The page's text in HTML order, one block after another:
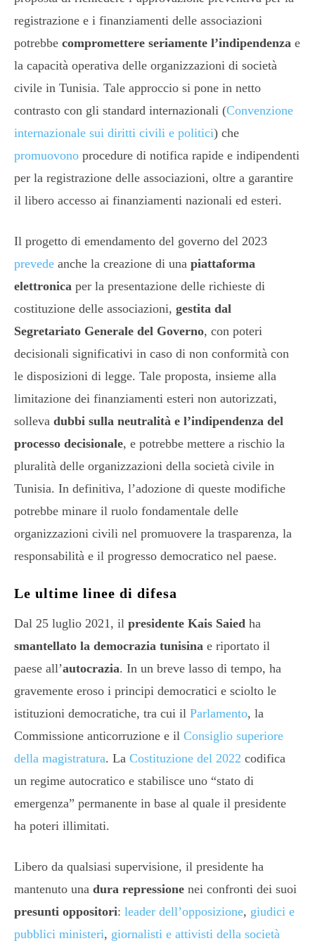
registrazione e i finanziamenti delle associazioni
potrebbe compromettere seriamente l’indipendenza e
la capacità operativa delle organizzazioni di società
civile in Tunisia. Tale approccio si pone in netto
contrasto con gli standard internazionali (Convenzione
internazionale sui diritti civili e politici) che
promuovono procedure di notifica rapide e indipendenti
per la registrazione delle associazioni, oltre a garantire
il libero accesso ai finanziamenti nazionali ed esteri.
Il progetto di emendamento del governo del 2023
prevede anche la creazione di una piattaforma
elettronica per la presentazione delle richieste di
costituzione delle associazioni, gestita dal
Segretariato Generale del Governo, con poteri
decisionali significativi in caso di non conformità con
le disposizioni di legge. Tale proposta, insieme alla
limitazione dei finanziamenti esteri non autorizzati,
solleva dubbi sulla neutralità e l’indipendenza del
processo decisionale, e potrebbe mettere a rischio la
pluralità delle organizzazioni della società civile in
Tunisia. In definitiva, l’adozione di queste modifiche
potrebbe minare il ruolo fondamentale delle
organizzazioni civili nel promuovere la trasparenza, la
responsabilità e il progresso democratico nel paese.
Le ultime linee di difesa
Dal 25 luglio 2021, il presidente Kais Saied ha
smantellato la democrazia tunisina e riportato il
paese all’autocrazia. In un breve lasso di tempo, ha
gravemente eroso i principi democratici e sciolto le
istituzioni democratiche, tra cui il Parlamento, la
Commissione anticorruzione e il Consiglio superiore
della magistratura. La Costituzione del 2022 codifica
un regime autocratico e stabilisce uno “stato di
emergenza” permanente in base al quale il presidente
ha poteri illimitati.
Libero da qualsiasi supervisione, il presidente ha
mantenuto una dura repressione nei confronti dei suoi
presunti oppositori: leader dell’opposizione, giudici e
pubblici ministeri, giornalisti e attivisti della società